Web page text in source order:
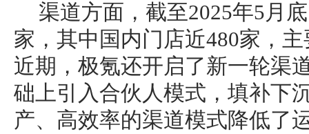
渠道方面，截至2025年5月
家，其中国内门店近480家，
近期，极氪还开启了新一轮渠
础上引入合伙人模式，填补下
产、高效率的渠道模式降低了